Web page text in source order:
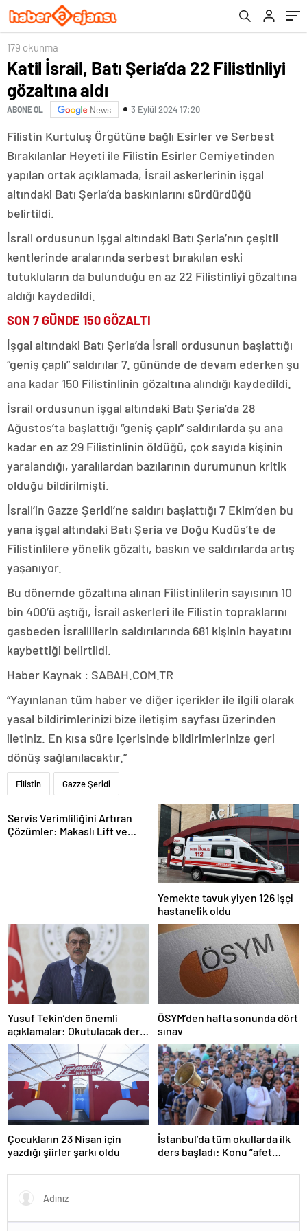
179 okunma
Katil İsrail, Batı Şeria’da 22 Filistinliyi
gözaltına aldı
ABONE OL News 3 Eylül 2024 17:20
Filistin Kurtuluş Örgütüne bağlı Esirler ve Serbest
Bırakılanlar Heyeti ile Filistin Esirler Cemiyetinden
yapılan ortak açıklamada, İsrail askerlerinin işgal
altındaki Batı Şeria’da baskınlarını sürdürdüğü
belirtildi.
İsrail ordusunun işgal altındaki Batı Şeria’nın çeşitli
kentlerinde aralarında serbest bırakılan eski
tutukluların da bulunduğu en az 22 Filistinliyi gözaltına
aldığı kaydedildi.
SON 7 GÜNDE 150 GÖZALTI
İşgal altındaki Batı Şeria’da İsrail ordusunun başlattığı
“geniş çaplı” saldırılar 7. gününde de devam ederken şu
ana kadar 150 Filistinlinin gözaltına alındığı kaydedildi.
İsrail ordusunun işgal altındaki Batı Şeria’da 28
Ağustos’ta başlattığı “geniş çaplı” saldırılarda şu ana
kadar en az 29 Filistinlinin öldüğü, çok sayıda kişinin
yaralandığı, yaralılardan bazılarının durumunun kritik
olduğu bildirilmişti.
İsrail’in Gazze Şeridi’ne saldırı başlattığı 7 Ekim’den bu
yana işgal altındaki Batı Şeria ve Doğu Kudüs’te de
Filistinlilere yönelik gözaltı, baskın ve saldırılarda artış
yaşanıyor.
Bu dönemde gözaltına alınan Filistinlilerin sayısının 10
bin 400’ü aştığı, İsrail askerleri ile Filistin topraklarını
gasbeden İsraillilerin saldırılarında 681 kişinin hayatını
kaybettiği belirtildi.
Haber Kaynak : SABAH.COM.TR
“Yayınlanan tüm haber ve diğer içerikler ile ilgili olarak
yasal bildirimlerinizi bize iletişim sayfası üzerinden
iletiniz. En kısa süre içerisinde bildirimlerinize geri
dönüş sağlanılacaktır.”
Filistin Gazze Şeridi
Servis Verimliliğini Artıran
Çözümler: Makaslı Lift ve
Yemekte tavuk yiyen 126 işçi
hastanelik oldu
Yusuf Tekin’den önemli
açıklamalar: Okutulacak dersi
kalmamış öğretmene branş
değişikliği masada
ÖSYM’den hafta sonunda dört
sınav
Çocukların 23 Nisan için
yazdığı şiirler şarkı oldu
İstanbul’da tüm okullarda ilk
ders başladı: Konu “afet